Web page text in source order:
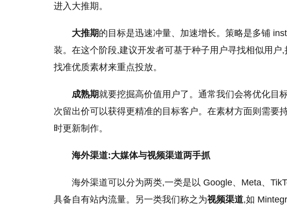
进入大推期。
大推期的目标是迅速冲量、加速增长。策略是多铺
装。在这个阶段,建议开发者可基于种子用户寻找相似用
找准优质素材来重点投放。
成熟期就要挖掘高价值用户了。通常我们会将优化目
次留出价可以获得更精准的目标客户。在素材方面则需要
时更新制作。
海外渠道:大媒体与视频渠道两手抓
海外渠道可以分为两类,一类是以 Google、Meta、
具备自有站内流量。另一类我们称之为视频渠道,如